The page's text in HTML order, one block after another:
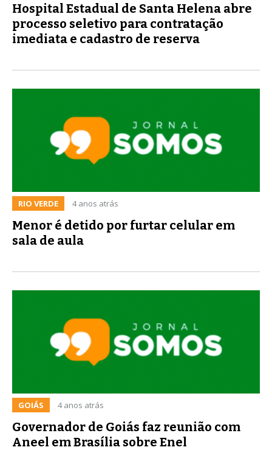
Hospital Estadual de Santa Helena abre
processo seletivo para contratação
imediata e cadastro de reserva
RIO VERDE 4 anos atrás
Menor é detido por furtar celular em
sala de aula
GOIÁS 4 anos atrás
Governador de Goiás faz reunião com
Aneel em Brasília sobre Enel